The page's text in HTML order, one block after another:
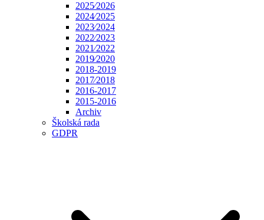
2025⁄2026
2024⁄2025
2023⁄2024
2022⁄2023
2021⁄2022
2019⁄2020
2018-2019
2017⁄2018
2016-2017
2015-2016
Archiv
Školská rada
GDPR